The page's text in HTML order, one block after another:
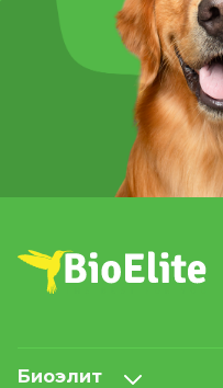
Биоэлит